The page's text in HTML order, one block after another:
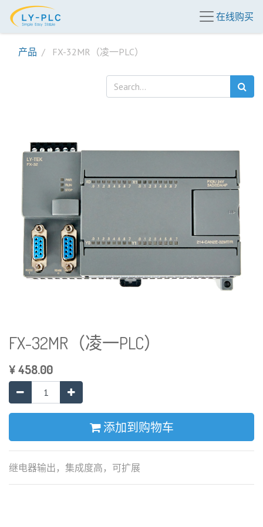
在线购买
产品 FX-32MR（凌一PLC）
FX-32MR（凌一PLC）
¥458.00
添加到购物车
继电器输出，集成度高，可扩展